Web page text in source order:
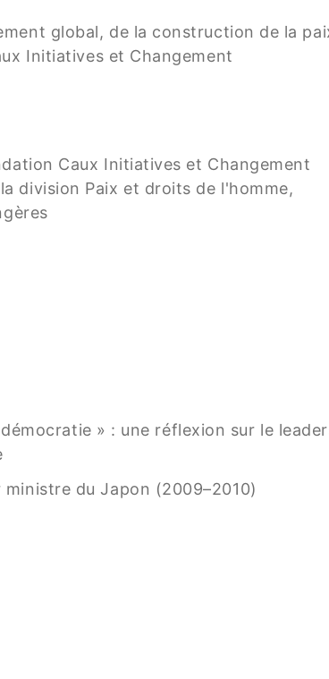
global, de la construction de la
Initiatives et Changement
Caux Initiatives et Changement
division Paix et droits de l'homme,
» : une réflexion sur le
ministre du Japon (2009–2010)